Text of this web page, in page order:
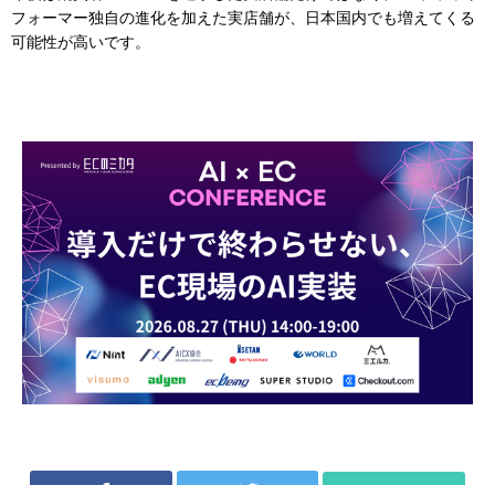
フォーマー独自の進化を加えた実店舗が、日本国内でも増えてくる
可能性が高いです。